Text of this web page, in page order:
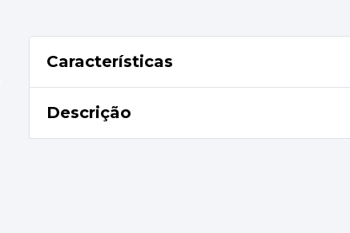
Características
Descrição